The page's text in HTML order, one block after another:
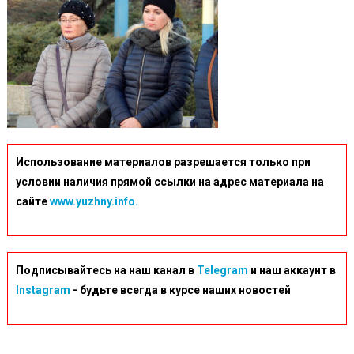
Использование материалов разрешается только при
условии наличия прямой ссылки на адрес материала на
сайтеwww.yuzhny.info.
Подписывайтесь на наш канал в Telegram и наш аккаунт в
Instagram - будьте всегда в курсе наших новостей